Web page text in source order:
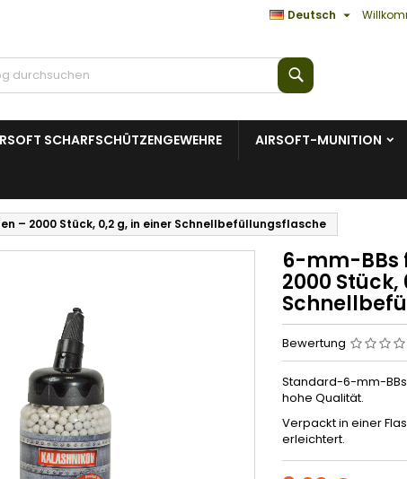
Deutsch 
SCHARFSCHÜTZENGEWEHRE AIRSOFT-MUNITION
– 2000 Stück, 0,2 g, in einer Schnellbefüllungsflasche
6-mm-BBs
2000 Stück,
Bewertung
Standard-6-mm-BBs
hohe Qualität.
Verpackt in einer
erleichtert.